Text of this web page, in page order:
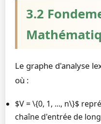
3.2
Le graphe d'analyse
où :
$V = \{0, 1, ..., n\}$
chaîne d'entrée de